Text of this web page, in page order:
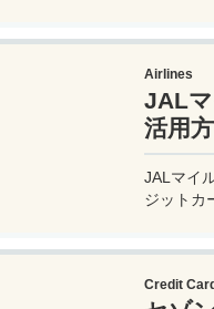
Airlines
JAL
活用
JALマイ
ジットカ
Credit Card